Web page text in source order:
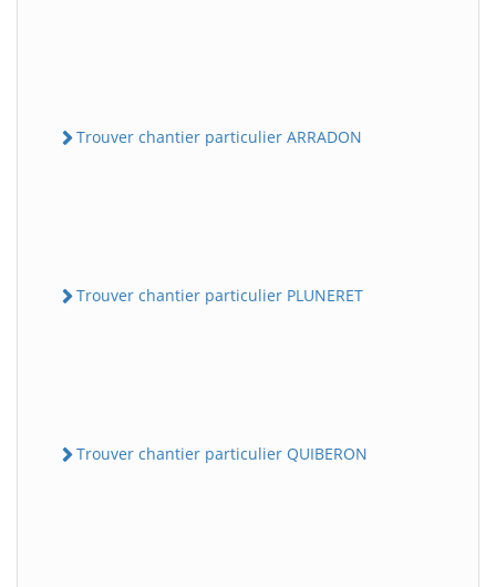
Trouver chantier particulier ARRADON
Trouver chantier particulier PLUNERET
Trouver chantier particulier QUIBERON